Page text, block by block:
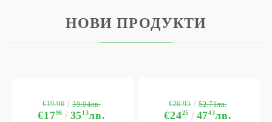
НОВИ ПРОДУКТИ
€1796 3513лв.
€19.96 39.04лв.
€2425 4743лв.
€26.95 52.71лв.